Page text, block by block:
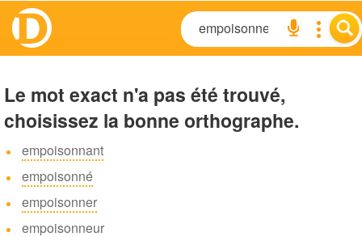
Le mot exact n'a pas été trouvé,
choisissez la bonne orthographe.
empoisonnant
empoisonné
empoisonner
empoisonneur